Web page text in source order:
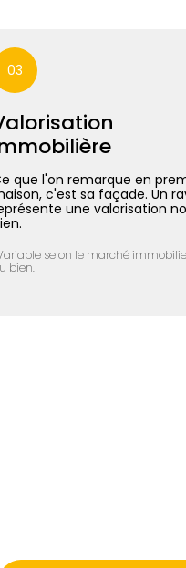
03
que l'on remarque en
c'est sa façade. Un
une valorisation
selon le marché
bien.